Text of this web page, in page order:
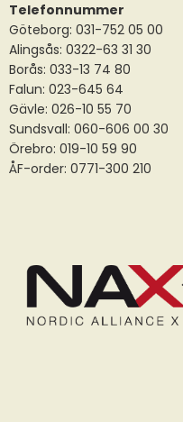
Telefonnummer
Göteborg: 031-752 05 00
Alingsås: 0322-63 31 30
Borås: 033-13 74 80
Falun: 023-645 64
Gävle: 026-10 55 70
Sundsvall: 060-606 00 30
Örebro: 019-10 59 90
ÅF-order: 0771-300 210